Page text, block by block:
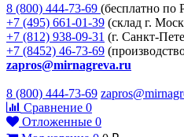
8 (800) 444-73-69 (бесплатно по
+7 (495) 661-01-39 (склад г.
+7 (812) 938-09-31 (г. Санкт-
+7 (8452) 46-73-69
zapros@mirnagreva.ru
8 (800) 444-73-69
Сравнение 0
Отложенные 0